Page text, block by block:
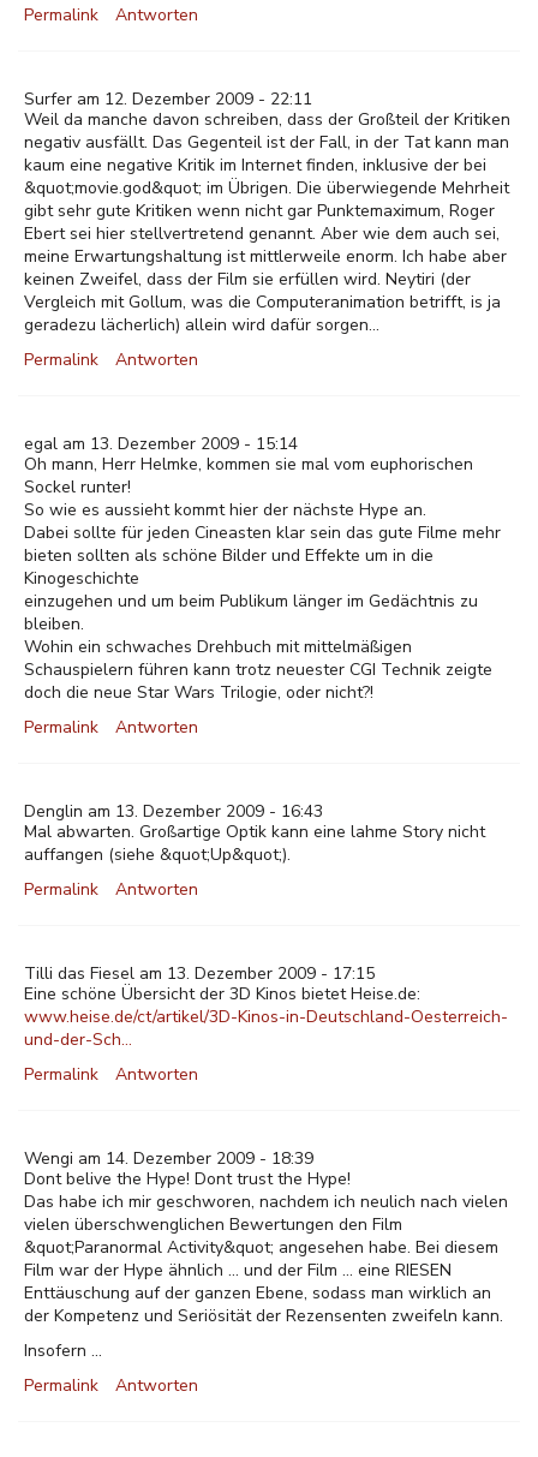
Permalink
Antworten
Surfer am 12. Dezember 2009 - 22:11
Weil da manche davon schreiben, dass der Großteil der Kritiken
negativ ausfällt. Das Gegenteil ist der Fall, in der Tat kann man
kaum eine negative Kritik im Internet finden, inklusive der bei
&quot;movie.god&quot; im Übrigen. Die überwiegende Mehrheit
gibt sehr gute Kritiken wenn nicht gar Punktemaximum, Roger
Ebert sei hier stellvertretend genannt. Aber wie dem auch sei,
meine Erwartungshaltung ist mittlerweile enorm. Ich habe aber
keinen Zweifel, dass der Film sie erfüllen wird. Neytiri (der
Vergleich mit Gollum, was die Computeranimation betrifft, is ja
geradezu lächerlich) allein wird dafür sorgen...
Permalink
Antworten
egal am 13. Dezember 2009 - 15:14
Oh mann, Herr Helmke, kommen sie mal vom euphorischen
Sockel runter!
So wie es aussieht kommt hier der nächste Hype an.
Dabei sollte für jeden Cineasten klar sein das gute Filme mehr
bieten sollten als schöne Bilder und Effekte um in die
Kinogeschichte
einzugehen und um beim Publikum länger im Gedächtnis zu
bleiben.
Wohin ein schwaches Drehbuch mit mittelmäßigen
Schauspielern führen kann trotz neuester CGI Technik zeigte
doch die neue Star Wars Trilogie, oder nicht?!
Permalink
Antworten
Denglin am 13. Dezember 2009 - 16:43
Mal abwarten. Großartige Optik kann eine lahme Story nicht
auffangen (siehe &quot;Up&quot;).
Permalink
Antworten
Tilli das Fiesel am 13. Dezember 2009 - 17:15
Eine schöne Übersicht der 3D Kinos bietet Heise.de:
www.heise.de/ct/artikel/3D-Kinos-in-Deutschland-Oesterreich-
und-der-Sch…
Permalink
Antworten
Wengi am 14. Dezember 2009 - 18:39
Dont belive the Hype! Dont trust the Hype!
Das habe ich mir geschworen, nachdem ich neulich nach vielen
vielen überschwenglichen Bewertungen den Film
&quot;Paranormal Activity&quot; angesehen habe. Bei diesem
Film war der Hype ähnlich ... und der Film ... eine RIESEN
Enttäuschung auf der ganzen Ebene, sodass man wirklich an
der Kompetenz und Seriösität der Rezensenten zweifeln kann.
Insofern ...
Permalink
Antworten